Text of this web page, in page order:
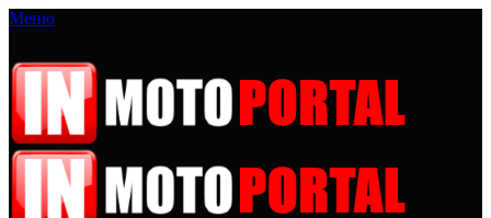
Меню